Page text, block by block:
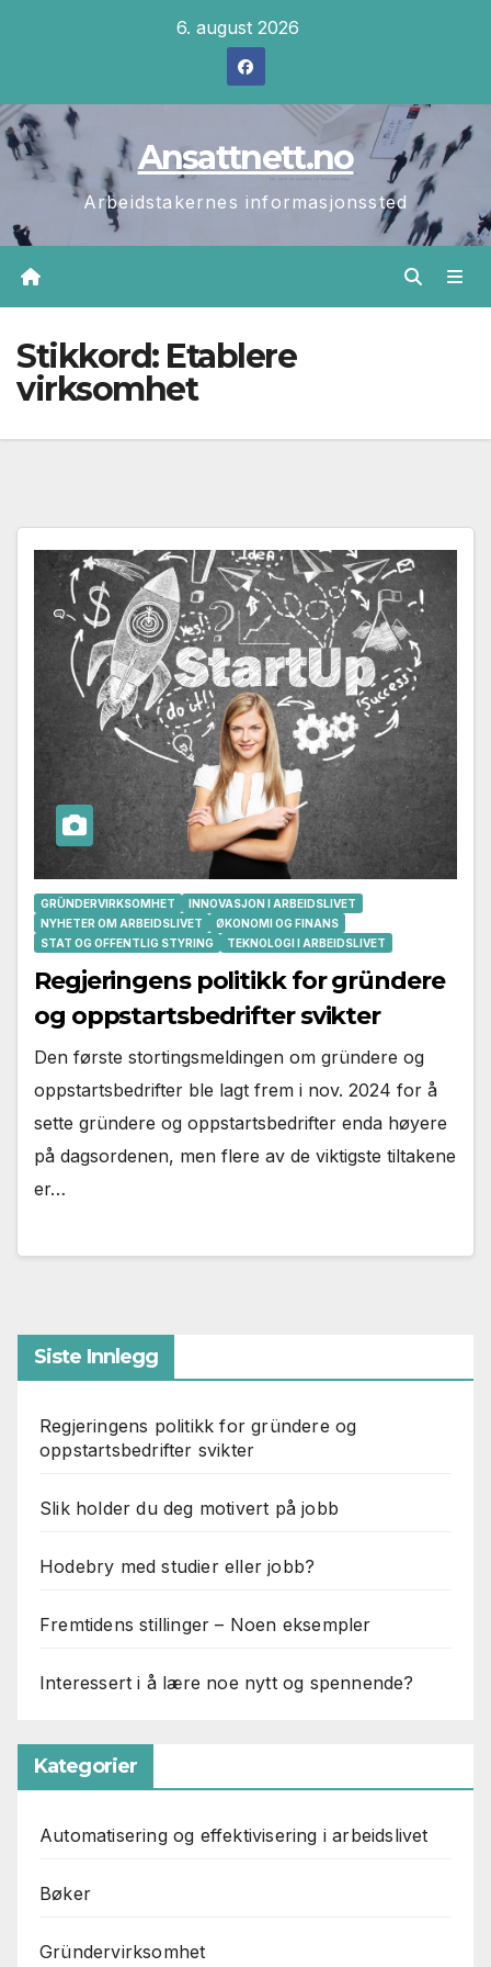
6. august 2026
Ansattnett.no
Arbeidstakernes informasjonssted
Stikkord: Etablere
virksomhet
GRÜNDERVIRKSOMHET
INNOVASJON I ARBEIDSLIVET
NYHETER OM ARBEIDSLIVET
ØKONOMI OG FINANS
STAT OG OFFENTLIG STYRING
TEKNOLOGI I ARBEIDSLIVET
Regjeringens politikk for gründere
og oppstartsbedrifter svikter
Den første stortingsmeldingen om gründere og
oppstartsbedrifter ble lagt frem i nov. 2024 for å
sette gründere og oppstartsbedrifter enda høyere
på dagsordenen, men flere av de viktigste tiltakene
er…
Siste Innlegg
Regjeringens politikk for gründere og
oppstartsbedrifter svikter
Slik holder du deg motivert på jobb
Hodebry med studier eller jobb?
Fremtidens stillinger – Noen eksempler
Interessert i å lære noe nytt og spennende?
Kategorier
Automatisering og effektivisering i arbeidslivet
Bøker
Gründervirksomhet